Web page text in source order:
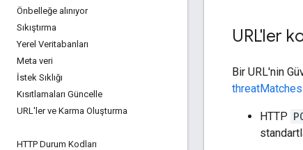
Önbelleğe alınıyor
Sıkıştırma
Yerel Veritabanları
Meta veri
İstek Sıklığı
Kısıtlamaları Güncelle
URL'ler ve Karma Oluşturma
HTTP Durum Kodları
URL'ler
Bir URL'nin
HTTP